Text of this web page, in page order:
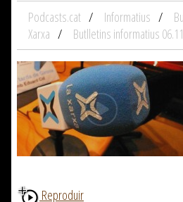
Podcasts.cat Informatius
Xarxa
Butlletins informatius
Reproduir